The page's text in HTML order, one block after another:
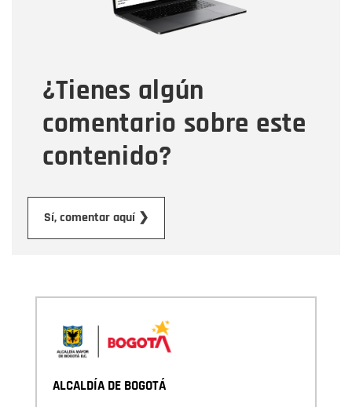
¿Tienes algún
comentario sobre este
contenido?
Sí, comentar aquí ❯
Tipo de comentario
Mensaje
ALCALDÍA DE BOGOTÁ